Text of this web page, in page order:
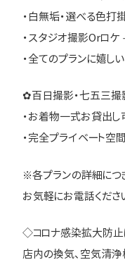
・白無垢・選べる色打
・スタジオ撮影Orロケ
・全てのプランに嬉し
✿百日撮影・七五三
・お着物一式お貸出し
・完全プライベート空
※各プランの詳細につ
お気軽にお電話くだ
◇コロナ感染拡大防
店内の換気、空気清